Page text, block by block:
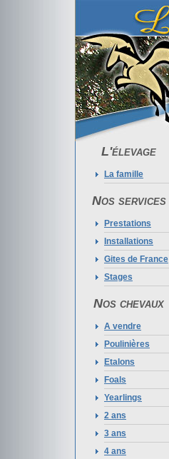
L'élevage
La famille
Nos services
Prestations
Installations
Gites de France
Stages
Nos chevaux
A vendre
Poulinières
Etalons
Foals
Yearlings
2 ans
3 ans
4 ans